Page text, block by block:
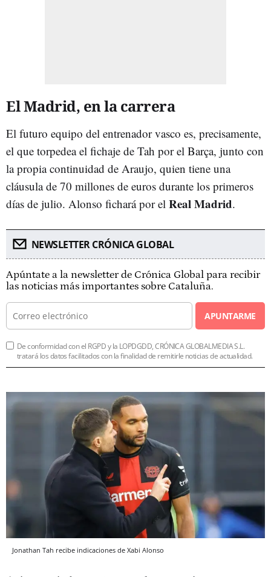
El Madrid, en la carrera
El futuro equipo del entrenador vasco es, precisamente,
el que torpedea el fichaje de Tah por el Barça, junto con
la propia continuidad de Araujo, quien tiene una
cláusula de 70 millones de euros durante los primeros
días de julio. Alonso fichará por el Real Madrid.
NEWSLETTER CRÓNICA GLOBAL
Apúntate a la newsletter de Crónica Global para recibir
las noticias más importantes sobre Cataluña.
APUNTARME
De conformidad con el RGPD y la LOPDGDD, CRÓNICA GLOBALMEDIA S.L.
tratará los datos facilitados con la finalidad de remitirle noticias de actualidad.
Jonathan Tah recibe indicaciones de Xabi Alonso